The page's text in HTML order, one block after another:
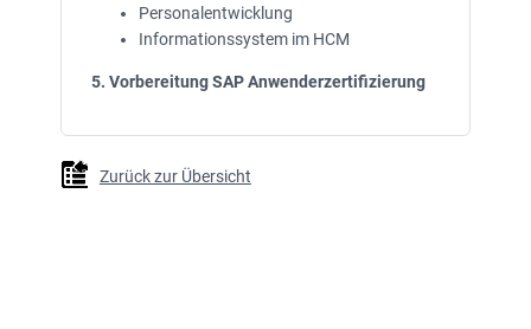
Personalentwicklung
Informationssystem im HCM
5. Vorbereitung SAP Anwenderzertifizierung
Zurück zur Übersicht